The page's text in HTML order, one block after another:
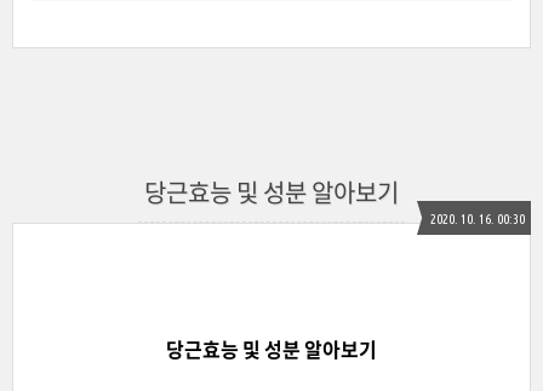
당근효능 및 성분 알아보기
2020. 10. 16. 00:30
당근효능 및 성분 알아보기